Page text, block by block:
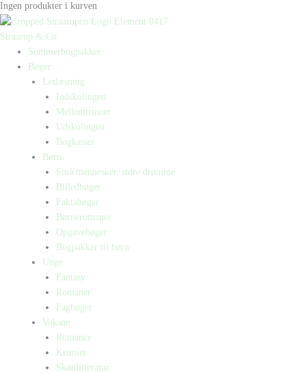
Ingen produkter i kurven
Straarup & Co
Sommerbogpakker
Bøger
Letlæsning
Indskolingen
Mellemtrinnet
Udskolingen
Bogkasser
Børn
Små mennesker, store drømme
Billedbøger
Faktabøger
Børneromaner
Opgavebøger
Bogpakker til børn
Unge
Fantasy
Romaner
Fagbøger
Voksne
Romance
Krimier
Skønlitteratur